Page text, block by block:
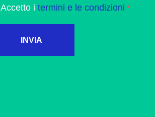
Accetto i termini e le condizioni
INVIA